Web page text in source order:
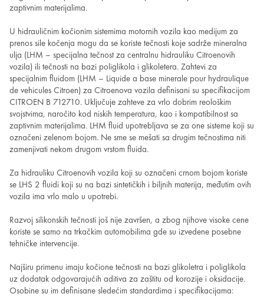
C
r
zaptivnim materijalima.
U hidrauličnim kočionim sistemima motornih vozila kao medijum za
prenos sile kočenja mogu da se koriste tečnosti koje sadrže mineralna
ulja (LHM – specijalna tečnost za centralnu hidrauliku Citroenovih
vozila) ili tečnosti na bazi poliglikola i glikoletera. Zahtevi za
specijalnim fluidom (LHM – Liquide a base minerale pour hydraulique
de vehicules Citroen) za Citroenova vozila definisani su specifikacijom
CITROEN B 712710. Uključuje zahteve za vrlo dobrim reološkim
svojstvima, naročito kod niskih temperatura, kao i kompatibilnost sa
zaptivnim materijalima. LHM fluid upotrebljava se za one sisteme koji su
označeni zelenom bojom. Ne sme se mešati sa drugim tečnostima niti
zamenjivati nekom drugom vrstom fluida.
Za hidrauliku Citroenovih vozila koji su označeni crnom bojom koriste
se LHS 2 fluidi koji su na bazi sintetičkih i biljnih materija, međutim ovih
vozila ima vrlo malo u upotrebi.
Razvoj silikonskih tečnosti još nije završen, a zbog njihove visoke cene
koriste se samo na trkačkim automobilima gde su izvedene posebne
tehničke intervencije.
Najširu primenu imaju kočione tečnosti na bazi glikoletra i poliglikola
uz dodatak odgovarajućih aditiva za zaštitu od korozije i oksidacije.
Osobine su im definisane sledećim standardima i specifikacijama: